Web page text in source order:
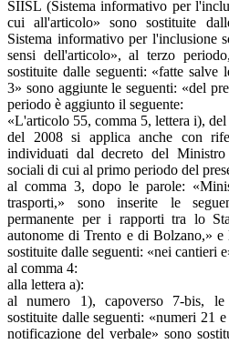
SIISL (Sistema informativo per
cui all'articolo» sono sostituite
Sistema informativo per l'inclusione
sensi dell'articolo», al terzo
sostituite dalle seguenti: «fatte salve
3» sono aggiunte le seguenti: «del
periodo è aggiunto il seguente:
«L'articolo 55, comma 5, lettera i),
del 2008 si applica anche con
individuati dal decreto del
sociali di cui al primo periodo del
al comma 3, dopo le parole:
trasporti,» sono inserite le
permanente per i rapporti tra lo
autonome di Trento e di Bolzano,»
sostituite dalle seguenti: «nei cantieri
al comma 4:
alla lettera a):
al numero 1), capoverso 7-bis,
sostituite dalle seguenti: «numeri 21
notificazione del verbale» sono